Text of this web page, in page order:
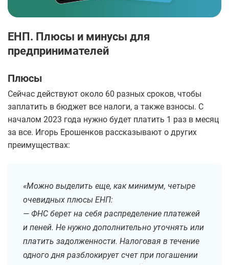
ЕНП. Плюсы и минусы для
предпринимателей
Плюсы
Сейчас действуют около 60 разных сроков, чтобы
заплатить в бюджет все налоги, а также взносы. С
началом 2023 года нужно будет платить 1 раз в месяц
за все. Игорь Ерошенков рассказывают о других
преимуществах:
«Можно выделить еще, как минимум, четыре
очевидных плюсы ЕНП:
— ФНС берет на себя распределение платежей
и пеней. Не нужно дополнительно уточнять или
платить задолженности. Налоговая в течение
одного дня разблокирует счет при погашении